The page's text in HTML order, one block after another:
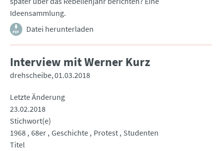
Ideensammlung.
Datei herunterladen
Interview mit Werner Kurz
drehscheibe 01.03.2018
Letzte Änderung
23.02.2018
Stichwort(e)
1968 68er Geschichte Protest Studenten
Titel